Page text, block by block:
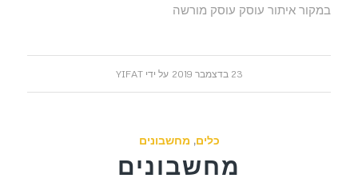
במקור איתור עוסק עוסק מורשה
23 בדצמבר 2019 על ידיYIFAT
כלים, מחשבונים
מחשבונים